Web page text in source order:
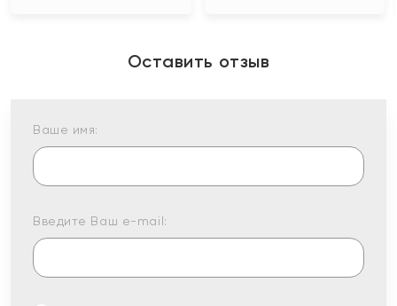
Оставить отзыв
Ваше имя:
Введите Ваш e-mail: